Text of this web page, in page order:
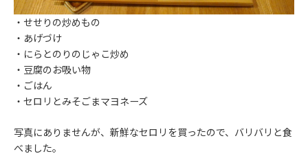
・せせりの炒めもの
・あげづけ
・にらとのりのじゃこ炒め
・豆腐のお吸い物
・ごはん
・セロリとみそごまマヨネーズ
写真にありませんが、新鮮なセロリを買ったので、バリバリと食
べました。